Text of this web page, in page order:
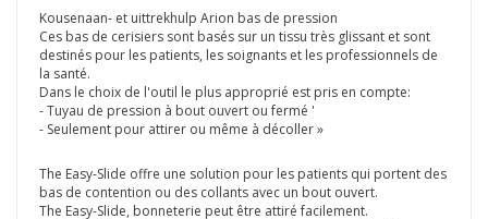
Kousenaan- et uittrekhulp Arion bas de pression
Ces bas de cerisiers sont basés sur un tissu très glissant et sont
destinés pour les patients, les soignants et les professionnels de
la santé.
Dans le choix de l'outil le plus approprié est pris en compte:
- Tuyau de pression à bout ouvert ou fermé '
- Seulement pour attirer ou même à décoller »
The Easy-Slide offre une solution pour les patients qui portent des
bas de contention ou des collants avec un bout ouvert.
The Easy-Slide, bonneterie peut être attiré facilement.